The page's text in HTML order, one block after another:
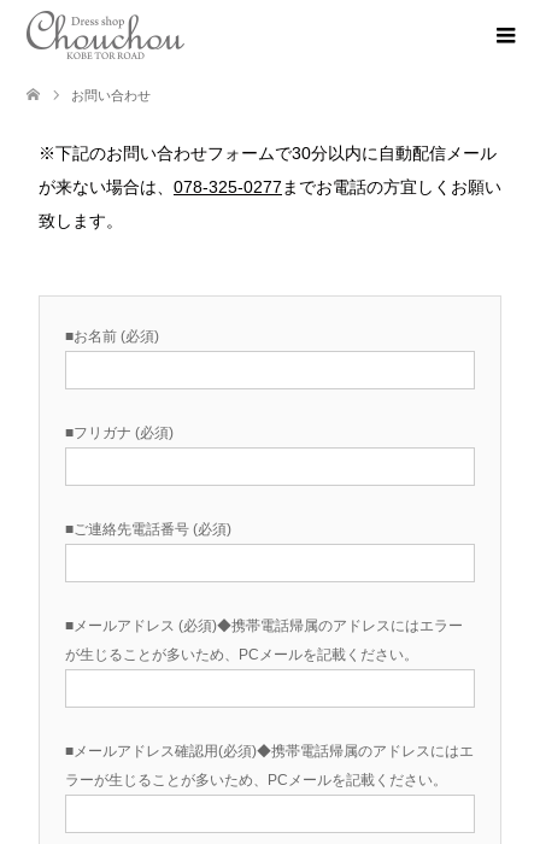
お問い合わせ
※下記のお問い合わせフォームで30分以内に自動配信メール
が来ない場合は、 078-325-0277 までお電話の方宜しくお願い
致します。
■お名前 (必須)
■フリガナ (必須)
■ご連絡先電話番号 (必須)
■メールアドレス (必須)◆携帯電話帰属のアドレスにはエラー
が生じることが多いため、PCメールを記載ください。
■メールアドレス確認用(必須)◆携帯電話帰属のアドレスにはエ
ラーが生じることが多いため、PCメールを記載ください。